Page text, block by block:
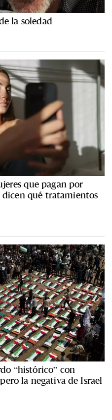
la soledad
que pagan por
dicen qué tratamientos
“histórico” con
la negativa de Israel